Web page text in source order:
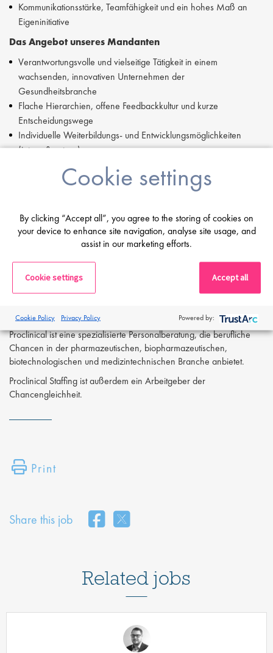
Kommunikationsstärke, Teamfähigkeit und ein hohes Maß an
Eigeninitiative
Das Angebot unseres Mandanten
Verantwortungsvolle und vielseitige Tätigkeit in einem
wachsenden, innovativen Unternehmen der
Gesundheitsbranche
Flache Hierarchien, offene Feedbackkultur und kurze
Entscheidungswege
Individuelle Weiterbildungs- und Entwicklungsmöglichkeiten
(intern & extern)
Flexible Arbeitszeitmodelle inkl. Homeoffice-Option
Attraktive Benefits wie 30 Urlaubstage, betriebliche
Altersvorsorge, Krankenversicherung und vermögenswirksame
Interesse geweckt?
Dann freuen wir uns auf Ihre Kontaktaufnahme mit
Slevogt - m.slevogt@proclinical.com
zu.
Proclinical ist eine spezialisierte Personalberatung, die berufliche
Chancen in der pharmazeutischen, biopharmazeutischen,
biotechnologischen und medizintechnischen Branche anbietet.
Proclinical Staffing ist außerdem ein Arbeitgeber der
Chancengleichheit.
Print
Share this job
Related jobs
Cookie settings
By clicking “Accept all”, you agree to the storing of cookies on
your device to enhance site navigation, analyse site usage, and
assist in our marketing efforts.
Cookie settings Accept all
Cookie Policy Privacy Policy Powered by: